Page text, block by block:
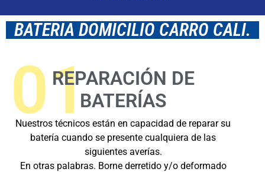
BATERIA DOMICILIO CARRO CALI.
01REPARACIÓN DE
BATERÍAS
Nuestros técnicos están en capacidad de reparar su
batería cuando se presente cualquiera de las
siguientes averías.
En otras palabras. Borne derretido y/o deformado